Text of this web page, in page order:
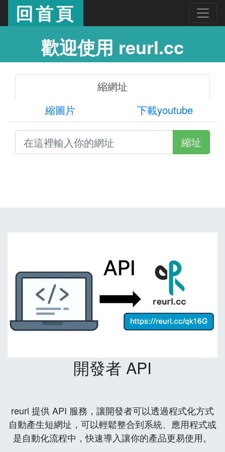
回首頁
歡迎使用 reurl.cc
縮網址
縮圖片
下載youtube
縮址
開發者 API
reurl 提供 API 服務，讓開發者可以透過程式化方式
自動產生短網址，可以輕鬆整合到系統、應用程式或
是自動化流程中，快速導入讓你的產品更易使用。